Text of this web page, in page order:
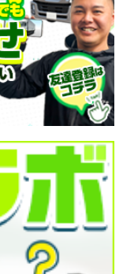
スムーズです。
ロ 日本フルハーフ
す❗